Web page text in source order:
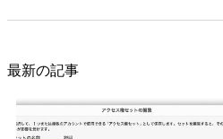
最新の記事